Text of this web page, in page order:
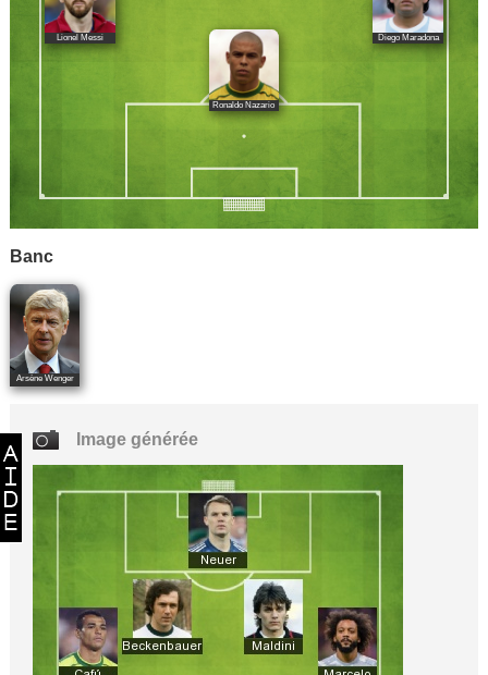
Diego Maradona
Lionel Messi
Ronaldo Nazario
Banc
Arsène Wenger
Image générée